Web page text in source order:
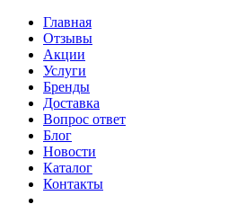
Главная
Отзывы
Акции
Услуги
Бренды
Доставка
Вопрос ответ
Блог
Новости
Каталог
Контакты